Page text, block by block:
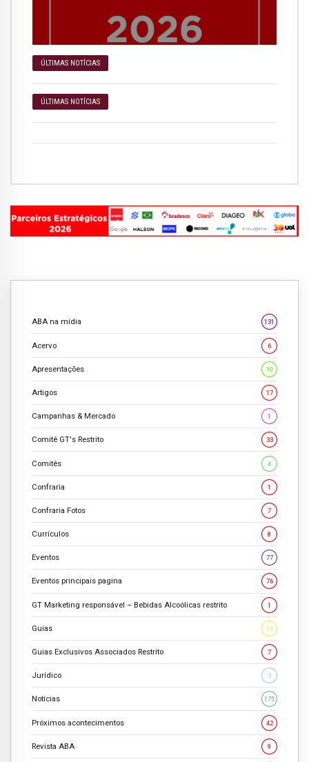
ÚLTIMAS NOTÍCIAS
ÚLTIMAS NOTÍCIAS
ABA na mídia 131
Acervo 6
Apresentações 10
Artigos 17
Campanhas & Mercado 1
Comitê GT's Restrito 33
Comitês 4
Confraria 1
Confraria Fotos 7
Currículos 8
Eventos 77
Eventos principais pagina 76
GT Marketing responsável – Bebidas Alcoólicas restrito 1
Guias 16
Guias Exclusivos Associados Restrito 7
Jurídico 3
Notícias 175
Próximos acontecimentos 42
Revista ABA 9